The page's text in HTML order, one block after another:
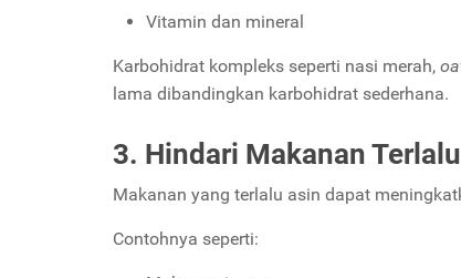
Vitamin dan mineral
Karbohidrat kompleks seperti nasi merah,
lama dibandingkan karbohidrat sederhana.
3. Hindari Makanan
Makanan yang terlalu asin dapat
Contohnya seperti: